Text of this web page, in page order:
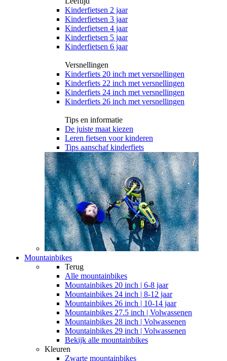
Kinderfietsen 2 jaar
Kinderfietsen 3 jaar
Kinderfietsen 4 jaar
Kinderfietsen 5 jaar
Kinderfietsen 6 jaar
Versnellingen
Kinderfiets 20 inch met versnellingen
Kinderfiets 22 inch met versnellingen
Kinderfiets 24 inch met versnellingen
Kinderfiets 26 inch met versnellingen
Tips en informatie
De juiste maat kiezen
Leren fietsen voor kinderen
Tips aanschaf kinderfiets
Mountainbikes
Terug
Alle mountainbikes
Mountainbikes 20 inch | 6-8 jaar
Mountainbikes 24 inch | 8-12 jaar
Mountainbikes 26 inch | 10-14 jaar
Mountainbikes 27.5 inch | Volwassenen
Mountainbikes 28 inch | Volwassenen
Mountainbikes 29 inch | Volwassenen
Bekijk alle mountainbikes
Kleuren
Zwarte mountainbikes